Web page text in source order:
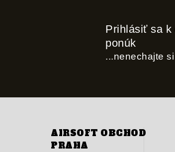
Prihlásiť sa k
ponúk
...nenechajte
AIRSOFT OBCHOD
PRAHA